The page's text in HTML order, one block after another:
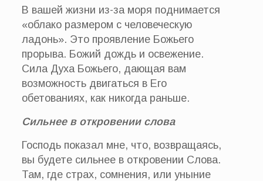
В вашей жизни из-за моря поднимается
«облако размером с человеческую
ладонь». Это проявление Божьего
прорыва. Божий дождь и освежение.
Сила Духа Божьего, дающая вам
возможность двигаться в Его
обетованиях, как никогда раньше.
Сильнее в откровении слова
Господь показал мне, что, возвращаясь,
вы будете сильнее в откровении Слова.
Там, где страх, сомнения, или уныние